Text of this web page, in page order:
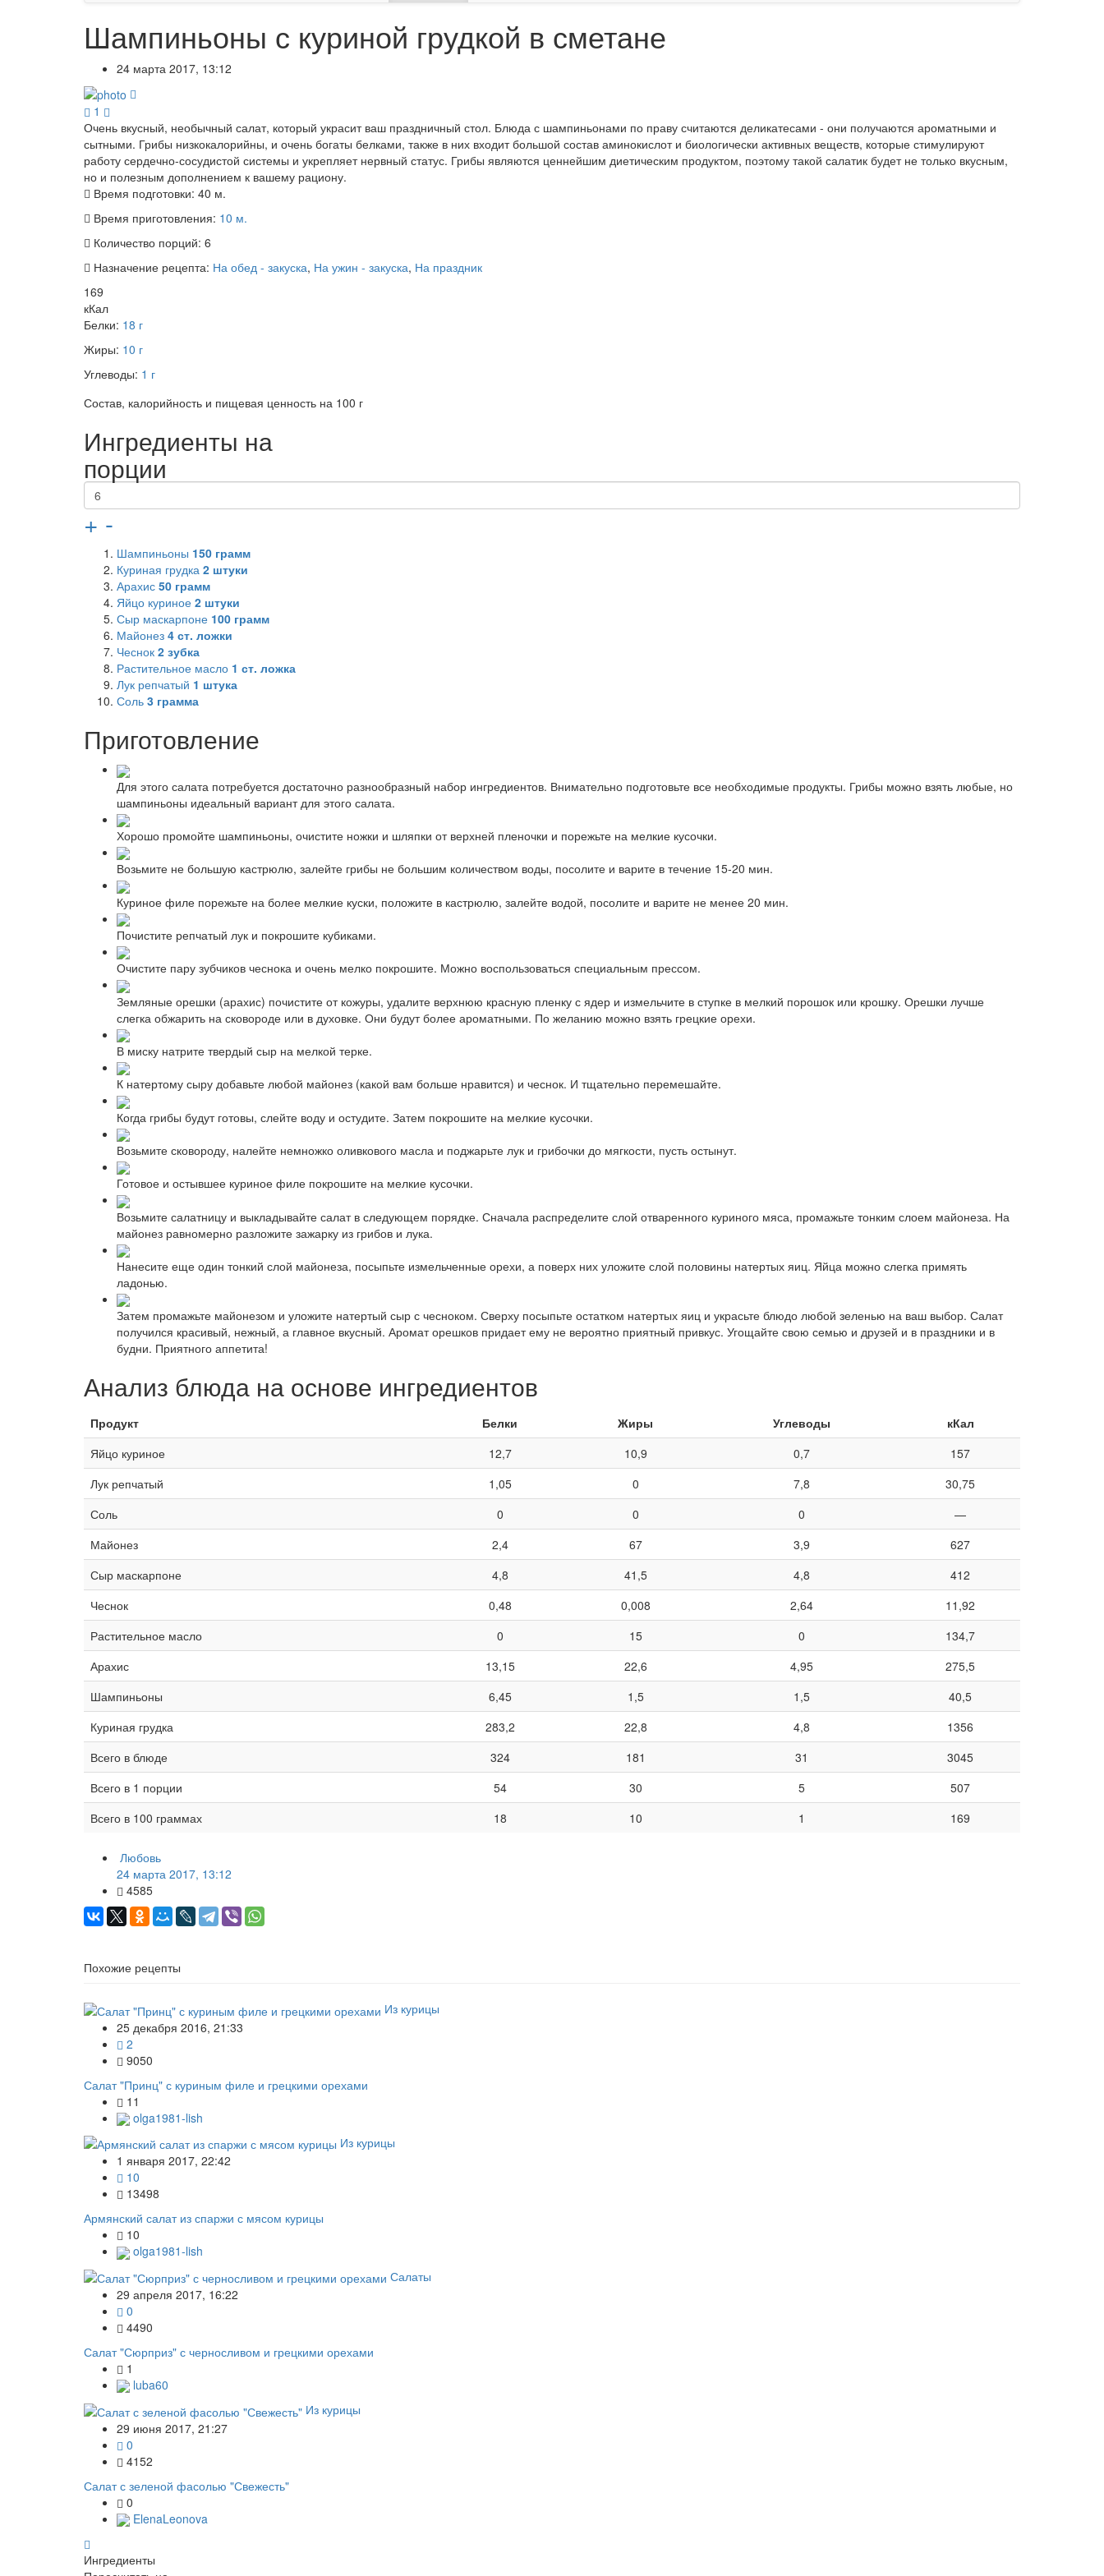
Шампиньоны с куриной грудкой в сметане
24 марта 2017, 13:12
1
Очень вкусный, необычный салат, который украсит ваш праздничный стол. Блюда с шампиньонами по праву считаются деликатесами - они получаются ароматными и
сытными. Грибы низкокалорийны, и очень богаты белками, также в них входит большой состав аминокислот и биологически активных веществ, которые стимулируют
работу сердечно-сосудистой системы и укрепляет нервный статус. Грибы являются ценнейшим диетическим продуктом, поэтому такой салатик будет не только вкусным,
но и полезным дополнением к вашему рациону.
Время подготовки: 40 м.
Время приготовления: 10 м.
Количество порций: 6
Назначение рецепта: На обед - закуска, На ужин - закуска, На праздник
169
кКал
Белки: 18 г
Жиры: 10 г
Углеводы: 1 г
Состав, калорийность и пищевая ценность на 100 г
Ингредиенты на
порции
+ -
Шампиньоны 150 грамм
Куриная грудка 2 штуки
Арахис 50 грамм
Яйцо куриное 2 штуки
Сыр маскарпоне 100 грамм
Майонез 4 ст. ложки
Чеснок 2 зубка
Растительное масло 1 ст. ложка
Лук репчатый 1 штука
Соль 3 грамма
Приготовление
Для этого салата потребуется достаточно разнообразный набор ингредиентов. Внимательно подготовьте все необходимые продукты. Грибы можно взять любые, но
шампиньоны идеальный вариант для этого салата.
Хорошо промойте шампиньоны, очистите ножки и шляпки от верхней пленочки и порежьте на мелкие кусочки.
Возьмите не большую кастрюлю, залейте грибы не большим количеством воды, посолите и варите в течение 15-20 мин.
Куриное филе порежьте на более мелкие куски, положите в кастрюлю, залейте водой, посолите и варите не менее 20 мин.
Почистите репчатый лук и покрошите кубиками.
Очистите пару зубчиков чеснока и очень мелко покрошите. Можно воспользоваться специальным прессом.
Земляные орешки (арахис) почистите от кожуры, удалите верхнюю красную пленку с ядер и измельчите в ступке в мелкий порошок или крошку. Орешки лучше
слегка обжарить на сковороде или в духовке. Они будут более ароматными. По желанию можно взять грецкие орехи.
В миску натрите твердый сыр на мелкой терке.
К натертому сыру добавьте любой майонез (какой вам больше нравится) и чеснок. И тщательно перемешайте.
Когда грибы будут готовы, слейте воду и остудите. Затем покрошите на мелкие кусочки.
Возьмите сковороду, налейте немножко оливкового масла и поджарьте лук и грибочки до мягкости, пусть остынут.
Готовое и остывшее куриное филе покрошите на мелкие кусочки.
Возьмите салатницу и выкладывайте салат в следующем порядке. Сначала распределите слой отваренного куриного мяса, промажьте тонким слоем майонеза. На
майонез равномерно разложите зажарку из грибов и лука.
Нанесите еще один тонкий слой майонеза, посыпьте измельченные орехи, а поверх них уложите слой половины натертых яиц. Яйца можно слегка примять
ладонью.
Затем промажьте майонезом и уложите натертый сыр с чесноком. Сверху посыпьте остатком натертых яиц и украсьте блюдо любой зеленью на ваш выбор. Салат
получился красивый, нежный, а главное вкусный. Аромат орешков придает ему не вероятно приятный привкус. Угощайте свою семью и друзей и в праздники и в
будни. Приятного аппетита!
Анализ блюда на основе ингредиентов
Продукт Белки Жиры Углеводы
кКал
Яйцо куриное
12,7 10,9 0,7
157
Лук репчатый
1,05 0 7,8
30,75
Соль
0 0 0
—
Майонез
2,4 67 3,9
627
Сыр маскарпоне
4,8 41,5 4,8
412
Чеснок
0,48 0,008 2,64
11,92
Растительное масло
0 15 0
134,7
Арахис
13,15 22,6 4,95
275,5
Шампиньоны
6,45 1,5 1,5
40,5
Куриная грудка
283,2 22,8 4,8
1356
Всего в блюде
324 181 31
3045
Всего в 1 порции
54 30 5
507
Всего в 100 граммах
18 10 1 169
Любовь
24 марта 2017, 13:12
4585
Похожие рецепты
Из курицы
25 декабря 2016, 21:33
2
9050
Салат "Принц" с куриным филе и грецкими орехами
11
olga1981-lish
Из курицы
1 января 2017, 22:42
10
13498
Армянский салат из спаржи с мясом курицы
10
olga1981-lish
Салаты
29 апреля 2017, 16:22
0
4490
Салат "Сюрприз" с черносливом и грецкими орехами
1
luba60
Из курицы
29 июня 2017, 21:27
0
4152
Салат с зеленой фасолью "Свежесть"
0
ElenaLeonova
Ингредиенты